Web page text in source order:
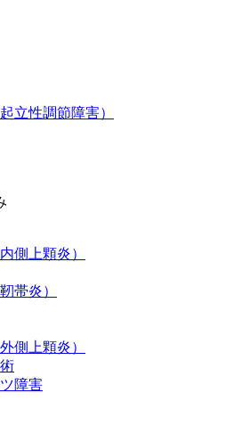
立性調節障害）
側上顆炎）
帯炎）
側上顆炎）
障害